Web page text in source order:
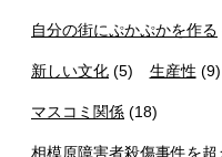
自分の街にぷかぷかを作る
新しい文化 (5) 生産性 (9)
マスコミ関係 (18)
相模原障害者殺傷事件を超